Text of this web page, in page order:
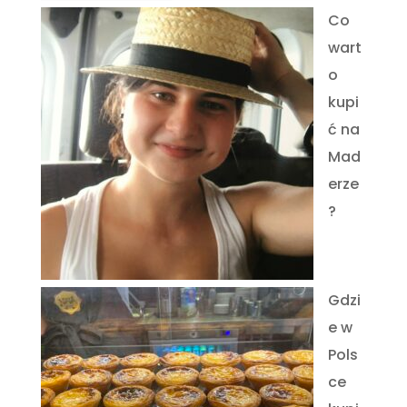
Co
wart
o
kupi
ć na
Mad
erze
?
Gdzi
e w
Pols
ce